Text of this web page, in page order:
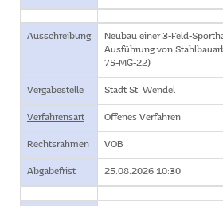
Ausschreibung
Neubau einer 3-Feld-
Ausführung von
75-MG-22)
Vergabestelle Stadt St. Wendel
Verfahrensart Offenes Verfahren
Rechtsrahmen VOB
Abgabefrist 25.08.2026 10:30